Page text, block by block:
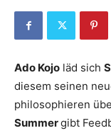
Ado Kojo läd sich
diesem seinen
philosophieren
Summergibt